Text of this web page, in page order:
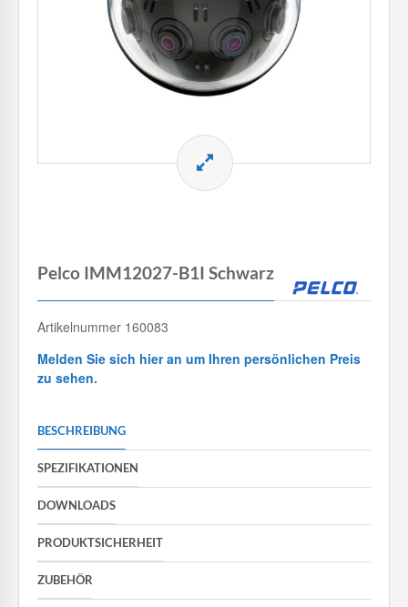
Pelco IMM12027-B1I Schwarz
Artikelnummer 160083
Melden Sie sich hier an um Ihren persönlichen Preis
zu sehen.
BESCHREIBUNG
SPEZIFIKATIONEN
DOWNLOADS
PRODUKTSICHERHEIT
ZUBEHÖR